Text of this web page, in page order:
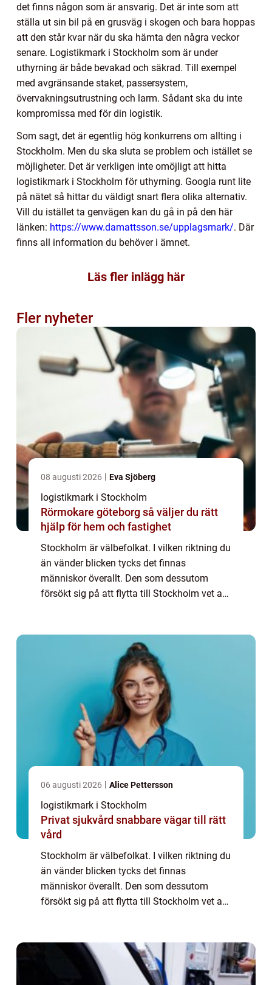
det finns någon som är ansvarig. Det är inte som att
ställa ut sin bil på en grusväg i skogen och bara hoppas
att den står kvar när du ska hämta den några veckor
senare. Logistikmark i Stockholm som är under
uthyrning är både bevakad och säkrad. Till exempel
med avgränsande staket, passersystem,
övervakningsutrustning och larm. Sådant ska du inte
kompromissa med för din logistik.
Som sagt, det är egentlig hög konkurrens om allting i
Stockholm. Men du ska sluta se problem och istället se
möjligheter. Det är verkligen inte omöjligt att hitta
logistikmark i Stockholm för uthyrning. Googla runt lite
på nätet så hittar du väldigt snart flera olika alternativ.
Vill du istället ta genvägen kan du gå in på den här
länken: https://www.damattsson.se/upplagsmark/. Där
finns all information du behöver i ämnet.
Läs fler inlägg här
Fler nyheter
08 augusti 2026 Eva Sjöberg
logistikmark i Stockholm
Rörmokare göteborg så väljer du rätt
hjälp för hem och fastighet
Stockholm är välbefolkat. I vilken riktning du
än vänder blicken tycks det finnas
människor överallt. Den som dessutom
försökt sig på att flytta till Stockholm vet att
06 augusti 2026 Alice Pettersson
logistikmark i Stockholm
Privat sjukvård snabbare vägar till rätt
vård
Stockholm är välbefolkat. I vilken riktning du
än vänder blicken tycks det finnas
människor överallt. Den som dessutom
försökt sig på att flytta till Stockholm vet att